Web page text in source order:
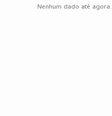
Nenhum dado até agora.